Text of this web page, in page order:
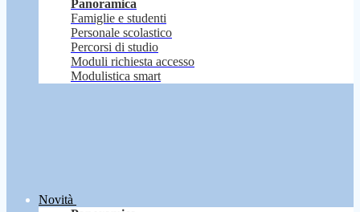
Panoramica
Famiglie e studenti
Personale scolastico
Percorsi di studio
Moduli richiesta accesso
Modulistica smart
Novità